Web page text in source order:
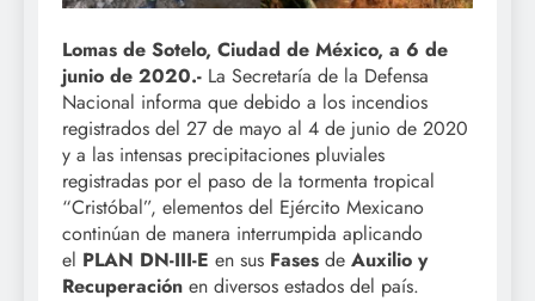
Lomas de Sotelo, Ciudad de México, a 6 de
junio de 2020.- La Secretaría de la Defensa
Nacional informa que debido a los incendios
registrados del 27 de mayo al 4 de junio de 2020
y a las intensas precipitaciones pluviales
registradas por el paso de la tormenta tropical
“Cristóbal”, elementos del Ejército Mexicano
continúan de manera interrumpida aplicando
el PLAN DN-III-E en sus Fases de Auxilio y
Recuperación en diversos estados del país.